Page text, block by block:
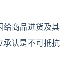
给商品进货及其
认是不可抵抗